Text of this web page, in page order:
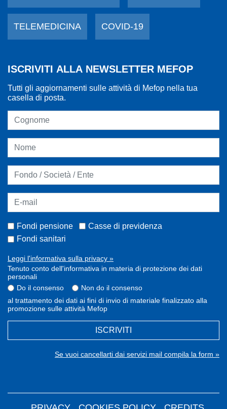
TELEMEDICINA COVID-19
ISCRIVITI ALLA NEWSLETTER MEFOP
Tutti gli aggiornamenti sulle attività di Mefop nella tua
casella di posta.
Fondi pensione
Casse di previdenza
Fondi sanitari
Leggi l'informativa sulla privacy »
Tenuto conto dell'informativa in materia di protezione dei dati
personali
Do il consenso
Non do il consenso
al trattamento dei dati ai fini di invio di materiale finalizzato alla
promozione sulle attività Mefop
ISCRIVITI
Se vuoi cancellarti dai servizi mail compila la form »